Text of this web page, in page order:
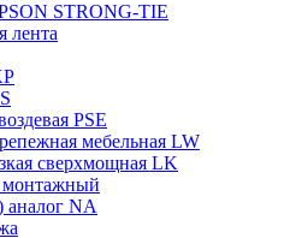
STRONG-TIE
лента
PSE
мебельная LW
сверхмощная LK
монтажный
NA